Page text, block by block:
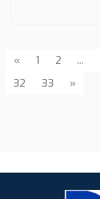
« 1 2 ...
32
33 »